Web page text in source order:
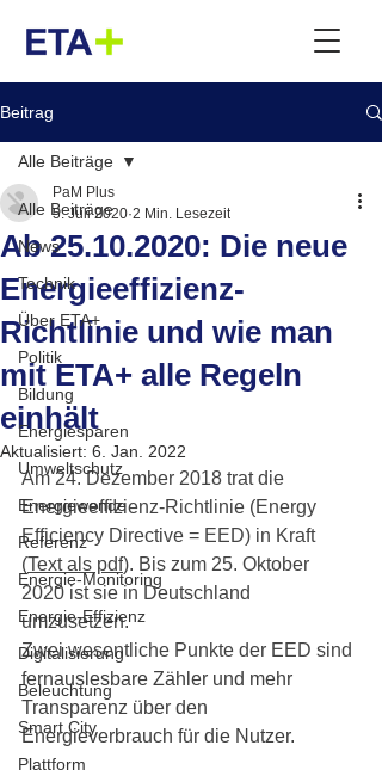
Beitrag
Alle Beiträge
News
Technik
Über ETA+
Politik
Bildung
Energiesparen
Umweltschutz
Energiewende
Referenz
Energie-Monitoring
Energie-Effizienz
Digitalisierung
Beleuchtung
Smart City
Plattform
Alle Beiträge
Ab 25.10.2020: Die neue
Energieeffizienz-
Richtlinie und wie man
mit ETA+ alle Regeln
einhält
PaM Plus
5. Juli 2020 2 Min. Lesezeit
Aktualisiert: 6. Jan. 2022
Am 24. Dezember 2018 trat die
Energieeffizienz-Richtlinie (Energy
Efficiency Directive = EED) in Kraft
(Text als pdf). Bis zum 25. Oktober
2020 ist sie in Deutschland
umzusetzen.
Zwei wesentliche Punkte der EED sind
fernauslesbare Zähler und mehr
Transparenz über den
Energieverbrauch für die Nutzer.